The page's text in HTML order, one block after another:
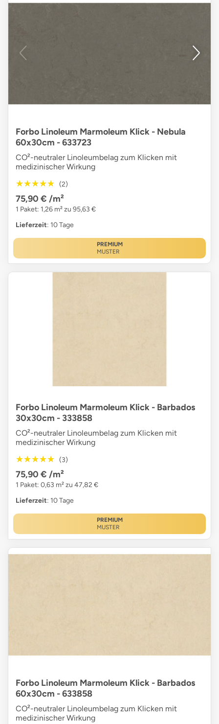
Forbo Linoleum Marmoleum Klick - Nebula
60x30cm - 633723
CO²-neutraler Linoleumbelag zum Klicken mit
medizinischer Wirkung
★★★★★
★★★★★ (2)
75,90 € /m²
1 Paket: 1,26 m² zu 95,63 €
Lieferzeit: 10 Tage
PREMIUM
MUSTER
Forbo Linoleum Marmoleum Klick - Barbados
30x30cm - 333858
CO²-neutraler Linoleumbelag zum Klicken mit
medizinischer Wirkung
★★★★★
★★★★★ (3)
75,90 € /m²
1 Paket: 0,63 m² zu 47,82 €
Lieferzeit: 10 Tage
PREMIUM
MUSTER
Forbo Linoleum Marmoleum Klick - Barbados
60x30cm - 633858
CO²-neutraler Linoleumbelag zum Klicken mit
medizinischer Wirkung